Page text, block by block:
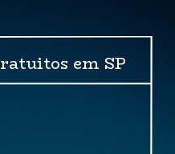
em SP